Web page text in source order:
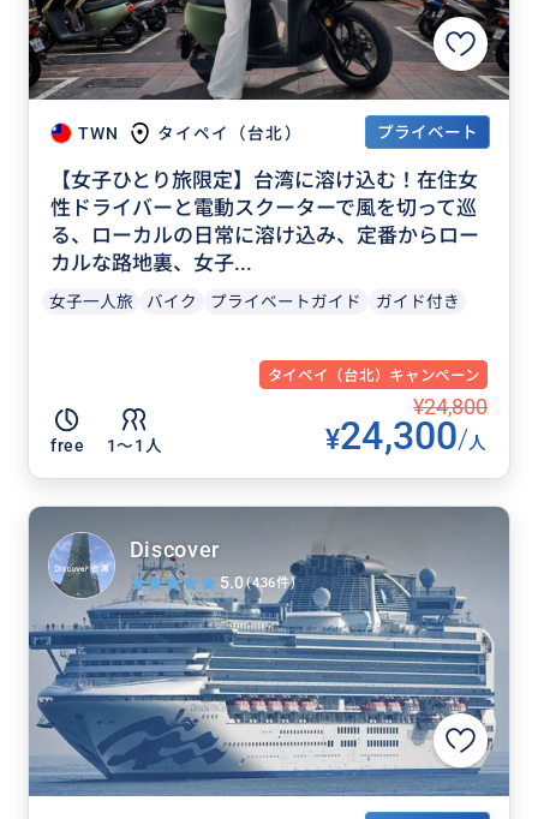
TWN タイペイ（台北） プライベート
【女子ひとり旅限定】台湾に溶け込む！在住女
性ドライバーと電動スクーターで風を切って巡
る、ローカルの日常に溶け込み、定番からロー
カルな路地裏、女子...
女子一人旅 バイク プライベートガイド ガイド付き
タイペイ（台北）キャンペーン
free 1〜1人
¥24,800
¥24,300/人
Discover
5.0(436件)